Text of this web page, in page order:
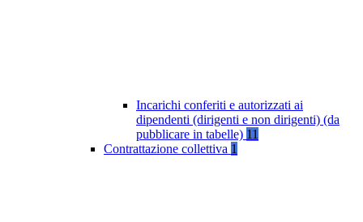
Incarichi conferiti e autorizzati ai
dipendenti (dirigenti e non dirigenti) (da
pubblicare in tabelle) 11
Contrattazione collettiva 1